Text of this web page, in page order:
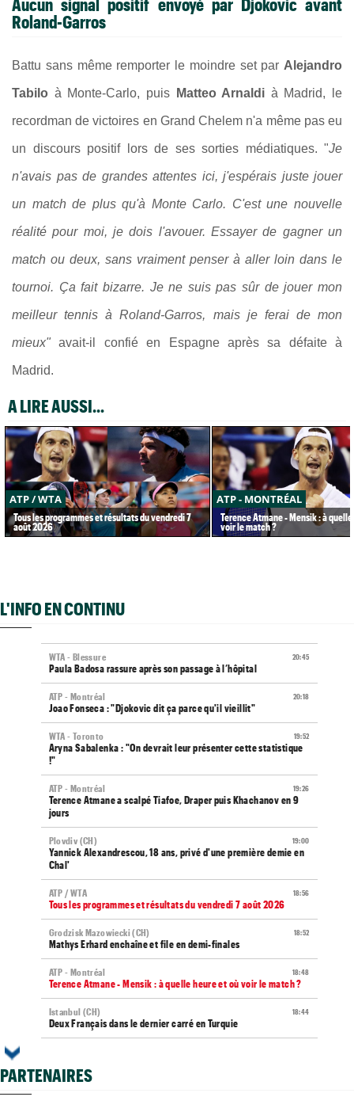
Roland-Garros
Battu sans même remporter le moindre set par Alejandro
Tabilo à Monte-Carlo, puisMatteo Arnaldi à Madrid, le
recordman de victoires en Grand Chelem n'a même pas eu
un discours positif lors de ses sorties médiatiques. "Je
n'avais pas de grandes attentes ici, j'espérais juste jouer
un match de plus qu'à Monte Carlo. C'est une nouvelle
réalité pour moi, je dois l'avouer. Essayer de gagner un
match ou deux, sans vraiment penser à aller loin dans le
tournoi. Ça fait bizarre. Je ne suis pas sûr de jouer mon
meilleur tennis à Roland-Garros, mais je ferai de mon
mieux" avait-il confié en Espagne après sa défaite à
Madrid.
A LIRE AUSSI...
ATP / WTA
Tous les programmes et résultats du vendredi 7
août 2026
ATP - MONTRÉAL
Terence Atmane - Mensik : à
voir le match ?
L'INFO EN CONTINU
20:45
WTA - Blessure
Paula Badosa rassure après son passage à l’hôpital
20:18
ATP - Montréal
Joao Fonseca : "Djokovic dit ça parce qu'il vieillit"
19:52
WTA - Toronto
Aryna Sabalenka : "On devrait leur présenter cette statistique
!"
19:26
ATP - Montréal
Terence Atmane a scalpé Tiafoe, Draper puis Khachanov en 9
jours
19:00
Plovdiv (CH)
Yannick Alexandrescou, 18 ans, privé d'une première demie en
Chal'
18:56
ATP / WTA
Tous les programmes et résultats du vendredi 7 août 2026
18:52
Grodzisk Mazowiecki (CH)
Mathys Erhard enchaîne et file en demi-finales
18:48
ATP - Montréal
Terence Atmane - Mensik : à quelle heure et où voir le match ?
18:44
Istanbul (CH)
Deux Français dans le dernier carré en Turquie
PARTENAIRES